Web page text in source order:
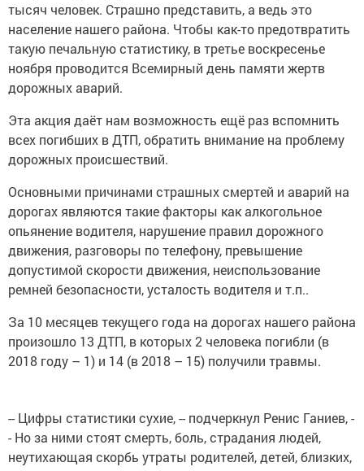
тысяч человек. Страшно представить, а ведь это
население нашего района. Чтобы как-то предотвратить
такую печальную статистику, в третье воскресенье
ноября проводится Всемирный день памяти жертв
дорожных аварий.
Эта акция даёт нам возможность ещё раз вспомнить
всех погибших в ДТП, обратить внимание на проблему
дорожных происшествий.
Основными причинами страшных смертей и аварий на
дорогах являются такие факторы как алкогольное
опьянение водителя, нарушение правил дорожного
движения, разговоры по телефону, превышение
допустимой скорости движения, неиспользование
ремней безопасности, усталость водителя и т.п..
За 10 месяцев текущего года на дорогах нашего района
произошло 13 ДТП, в которых 2 человека погибли (в
2018 году – 1) и 14 (в 2018 – 15) получили травмы.
-- Цифры статистики сухие, -- подчеркнул Ренис Ганиев, -
- Но за ними стоят смерть, боль, страдания людей,
неутихающая скорбь утраты родителей, детей, близких,